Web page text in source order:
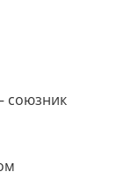
союзник